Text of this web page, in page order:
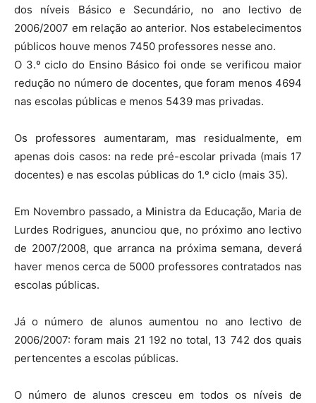
dos níveis Básico e Secundário, no ano lectivo de
2006/2007 em relação ao anterior. Nos estabelecimentos
públicos houve menos 7450 professores nesse ano.
O 3.º ciclo do Ensino Básico foi onde se verificou maior
redução no número de docentes, que foram menos 4694
nas escolas públicas e menos 5439 mas privadas.
Os professores aumentaram, mas residualmente, em
apenas dois casos: na rede pré-escolar privada (mais 17
docentes) e nas escolas públicas do 1.º ciclo (mais 35).
Em Novembro passado, a Ministra da Educação, Maria de
Lurdes Rodrigues, anunciou que, no próximo ano lectivo
de 2007/2008, que arranca na próxima semana, deverá
haver menos cerca de 5000 professores contratados nas
escolas públicas.
Já o número de alunos aumentou no ano lectivo de
2006/2007: foram mais 21 192 no total, 13 742 dos quais
pertencentes a escolas públicas.
O número de alunos cresceu em todos os níveis de